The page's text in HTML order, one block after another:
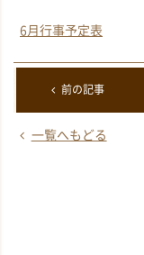
6月行事予定表
前の記事
一覧へもどる